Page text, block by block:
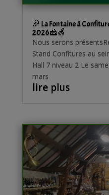
🎉 La Fontaine à
2026🧀🍏
Nous serons
Stand Confitures au
Hall 7 niveau 2 Le
mars
lire plus